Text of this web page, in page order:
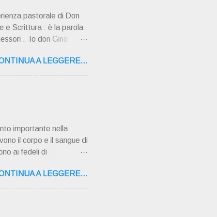
pastorale di Don
e Scrittura : è la parola
. Io don Gino
la sua "
– 37134 Verona Tel.
fa, da giovane
". È ispira...
A LEGGERE...
importante nella
il corpo e il sangue di
ai fedeli di
gravi o mortali
azioni che vanno
perché danneggiano
dalla grazia di Dio e
A LEGGERE...